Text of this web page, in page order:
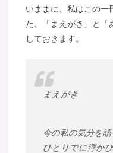
いままに、私はこの一
た、「まえがき」と「
しておきます。
まえがき
今の私の気分を語
ひとりでに浮か